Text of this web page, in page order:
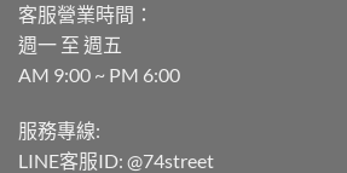
客服營業時間：
週一 至 週五
AM 9:00 ~ PM 6:00
服務專線:
LINE客服ID: @74street